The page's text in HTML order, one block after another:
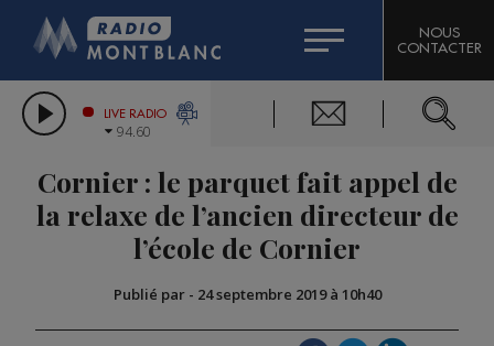
LES CHRONIQUES DE L'EXPERT
CITIZEN MACHINERY
GRAND MASSIF DOMAINES SKIABLES
BIGARD
COMPAGNIE DU MONT-BLANC
NOUS
CONTACTER
LIVE RADIO
94.60
Cornier : le parquet fait appel de
la relaxe de l’ancien directeur de
l’école de Cornier
Publié par - 24 septembre 2019 à 10h40